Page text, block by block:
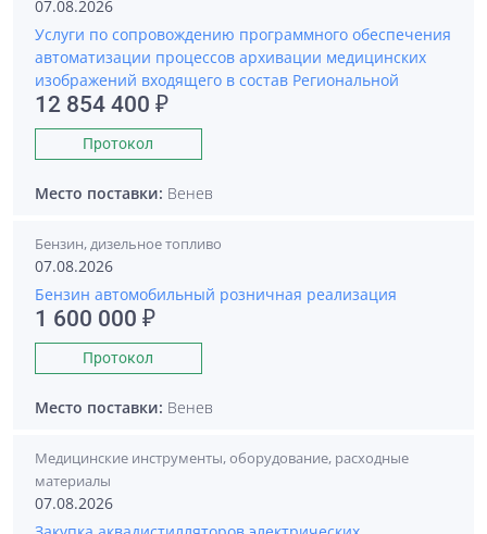
07.08.2026
Услуги по сопровождению программного обеспечения
автоматизации процессов архивации медицинских
изображений входящего в состав Региональной
12 854 400 ₽
Протокол
Место поставки: Венев
Бензин, дизельное топливо
07.08.2026
Бензин автомобильный розничная реализация
1 600 000 ₽
Протокол
Место поставки: Венев
Медицинские инструменты, оборудование, расходные
материалы
07.08.2026